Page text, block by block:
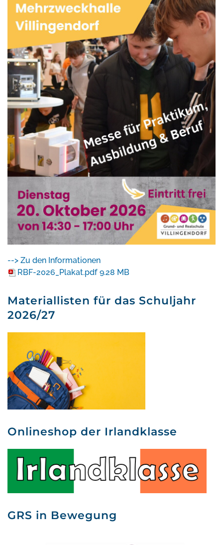
--> Zu den Informationen
RBF-2026_Plakat.pdf 9.28 MB
Materiallisten für das Schuljahr
2026/27
Onlineshop der Irlandklasse
GRS in Bewegung